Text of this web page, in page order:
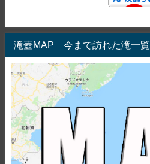
滝壺MAP 今まで訪れた滝一覧